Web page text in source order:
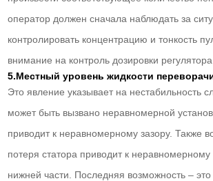
оператор должен сначала наблюдать за
контролировать концентрацию и тонкость
внимание на контроль дозировки регулятора
5.Местный уровень жидкости
Это явление указывает на нестабильность
может быть вызвано неравномерной
приводит к неравномерному зазору. Также
потеря статора приводит к
нижней части. Последняя возможность –